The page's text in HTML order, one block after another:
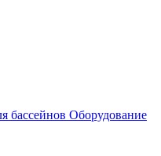
Оборудование